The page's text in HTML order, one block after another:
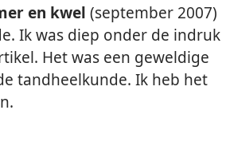
en kwel (september 2007)
Ik was diep onder de indruk
Het was een geweldige
tandheelkunde. Ik heb het